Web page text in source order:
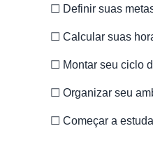
☐ Definir suas
☐ Calcular suas
☐ Montar seu ciclo
☐ Organizar seu
☐ Começar a